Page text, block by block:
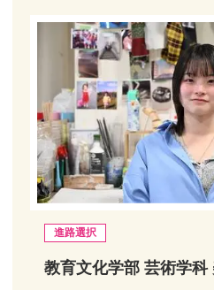
進路選択
教育文化学部 芸術学科